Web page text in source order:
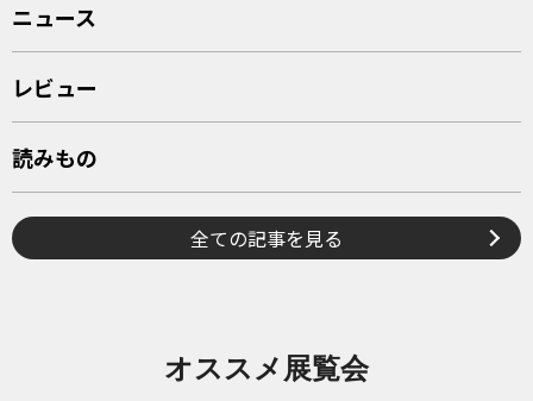
ニュース
レビュー
読みもの
全ての記事を見る
オススメ展覧会